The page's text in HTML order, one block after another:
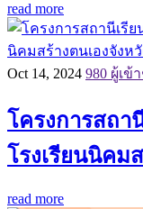
read more
Oct 14, 2024 980 ผู้เข้
โครงการสถา
โรงเรียนนิคม
read more